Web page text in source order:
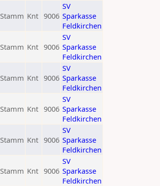
Stamm Knt 9006
SV
Sparkasse
Feldkirchen
Stamm Knt 9006
SV
Sparkasse
Feldkirchen
Stamm Knt 9006
SV
Sparkasse
Feldkirchen
Stamm Knt 9006
SV
Sparkasse
Feldkirchen
Stamm Knt 9006
SV
Sparkasse
Feldkirchen
Stamm Knt 9006
SV
Sparkasse
Feldkirchen